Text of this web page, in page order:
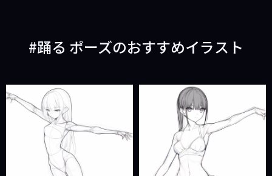
踊る ポーズのおすすめイラスト